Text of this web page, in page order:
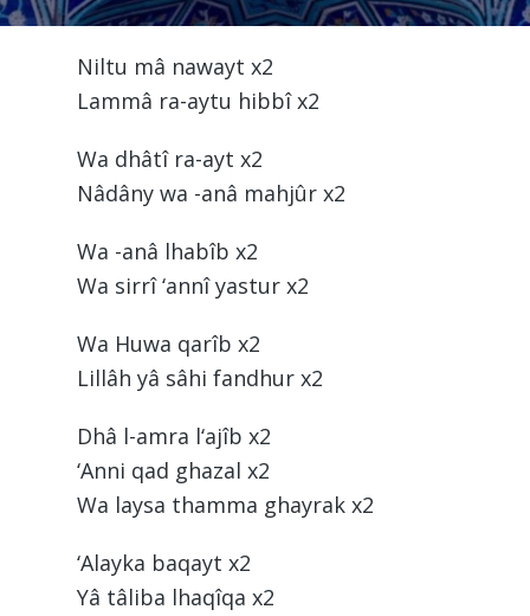
Niltu mâ nawayt x2
Lammâ ra-aytu hibbî x2
Wa dhâtî ra-ayt x2
Nâdâny wa -anâ mahjûr x2
Wa -anâ lhabîb x2
Wa sirrî ‘annî yastur x2
Wa Huwa qarîb x2
Lillâh yâ sâhi fandhur x2
Dhâ l-amra l‘ajîb x2
‘Anni qad ghazal x2
Wa laysa thamma ghayrak x2
‘Alayka baqayt x2
Yâ tâliba lhaqîqa x2